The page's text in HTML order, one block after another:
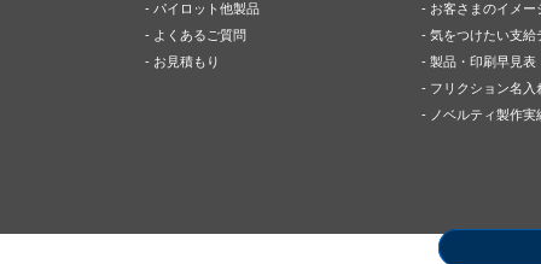
- パイロット他製品
- よくあるご質問
- お見積もり
- お客さまのイメー
- 気をつけたい支給
- 製品・印刷早見表
- フリクション名入
- ノベルティ製作実